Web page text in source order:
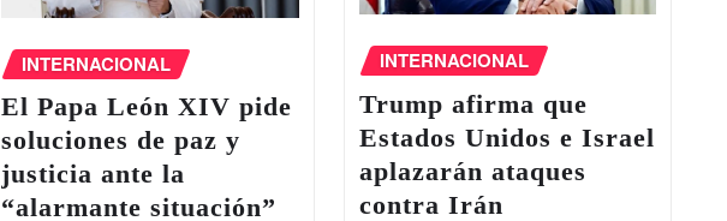
INTERNACIONAL
El Papa León XIV pide
soluciones de paz y
justicia ante la
“alarmante situación”
INTERNACIONAL
Trump afirma que
Estados Unidos e Israel
aplazarán ataques
contra Irán